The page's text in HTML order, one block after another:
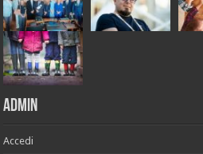
Admin
Accedi